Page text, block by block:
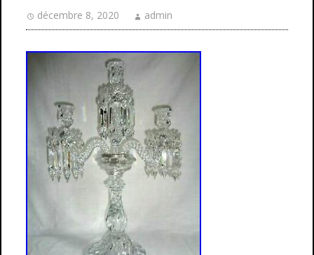
décembre 8, 2020 admin